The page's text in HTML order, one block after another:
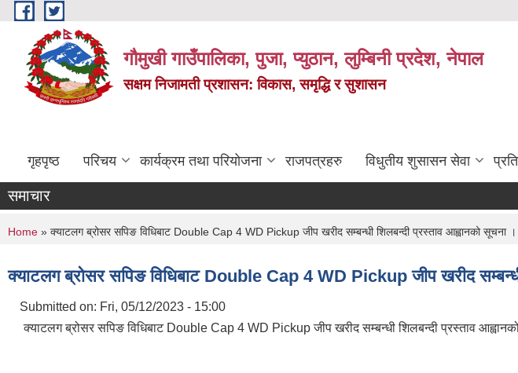
Skip to main content
गौमुखी गाउँपालिका, पुजा, प्युठान, लुम्बिनी प्रदेश, नेपाल
सक्षम निजामती प्रशासन: विकास, समृद्धि र सुशासन
गृहपृष्ठ परिचय कार्यक्रम तथा परियोजना राजपत्रहरु विधुतीय शुसासन सेवा
समाचार
You are here
Home » क्याटलग ब्रोसर सपिङ विधिबाट Double Cap 4 WD Pickup जीप खरीद सम्बन्धी शिलबन्दी प्रस्ताव आह्वानको सूचना
क्याटलग ब्रोसर सपिङ विधिबाट Double Cap 4 WD Pickup जीप खरीद
Submitted on: Fri, 05/12/2023 - 15:00
क्याटलग ब्रोसर सपिङ विधिबाट Double Cap 4 WD Pickup जीप खरीद सम्बन्धी शिलबन्दी प्रस्ताव